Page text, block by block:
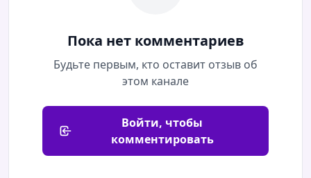
Пока нет комментариев
Будьте первым, кто оставит отзыв об
этом канале
Войти, чтобы
комментировать